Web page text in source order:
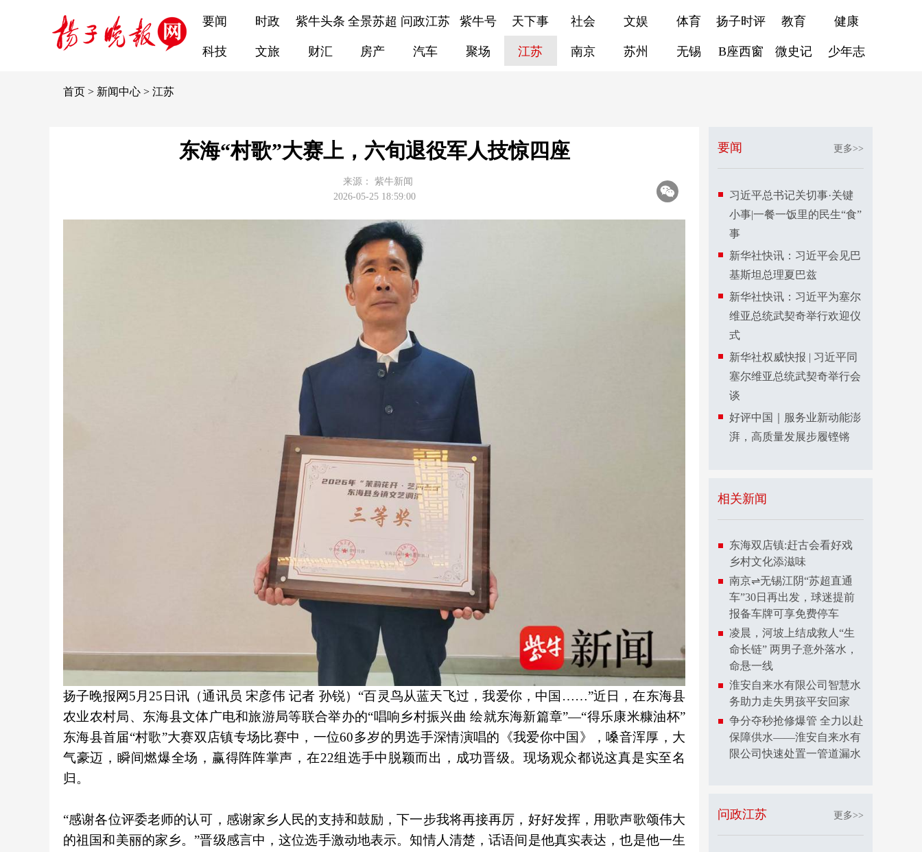
要闻 时政 紫牛头条 全景苏超 问政江苏 紫牛号 天下事 社会 文娱 体育 扬子时评 教育 健康
科技 文旅 财汇 房产 汽车 聚场 江苏 南京 苏州 无锡 B座西窗 微史记 少年志
首页 > 新闻中心 > 江苏
东海“村歌”大赛上，六旬退役军人技惊四座
来源：
紫牛新闻
2026-05-25 18:59:00
扬子晚报网5月25日讯（通讯员 宋彦伟 记者 孙锐）“百灵鸟从蓝天飞过，我爱你，中国……”近日，在东海县
农业农村局、东海县文体广电和旅游局等联合举办的“唱响乡村振兴曲 绘就东海新篇章”—“得乐康米糠油杯”
东海县首届“村歌”大赛双店镇专场比赛中，一位60多岁的男选手深情演唱的《我爱你中国》，嗓音浑厚，大
气豪迈，瞬间燃爆全场，赢得阵阵掌声，在22组选手中脱颖而出，成功晋级。现场观众都说这真是实至名
归。
“感谢各位评委老师的认可，感谢家乡人民的支持和鼓励，下一步我将再接再厉，好好发挥，用歌声歌颂伟大
的祖国和美丽的家乡。”晋级感言中，这位选手激动地表示。知情人清楚，话语间是他真实表达，也是他一生
要闻 更多>>
习近平总书记关切事·关键
小事|一餐一饭里的民生“食”
事
新华社快讯：习近平会见巴
基斯坦总理夏巴兹
新华社快讯：习近平为塞尔
维亚总统武契奇举行欢迎仪
式
新华社权威快报 | 习近平同
塞尔维亚总统武契奇举行会
谈
好评中国｜服务业新动能澎
湃，高质量发展步履铿锵
相关新闻
东海双店镇:赶古会看好戏
乡村文化添滋味
南京⇌无锡江阴“苏超直通
车”30日再出发，球迷提前
报备车牌可享免费停车
凌晨，河坡上结成救人“生
命长链” 两男子意外落水，
命悬一线
淮安自来水有限公司智慧水
务助力走失男孩平安回家
争分夺秒抢修爆管 全力以赴
保障供水——淮安自来水有
限公司快速处置一管道漏水
问政江苏 更多>>